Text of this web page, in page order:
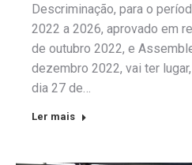
Descriminação, para o
2022 a 2026, aprovado em
de outubro 2022, e
dezembro 2022, vai ter
dia 27 de…
Ler mais